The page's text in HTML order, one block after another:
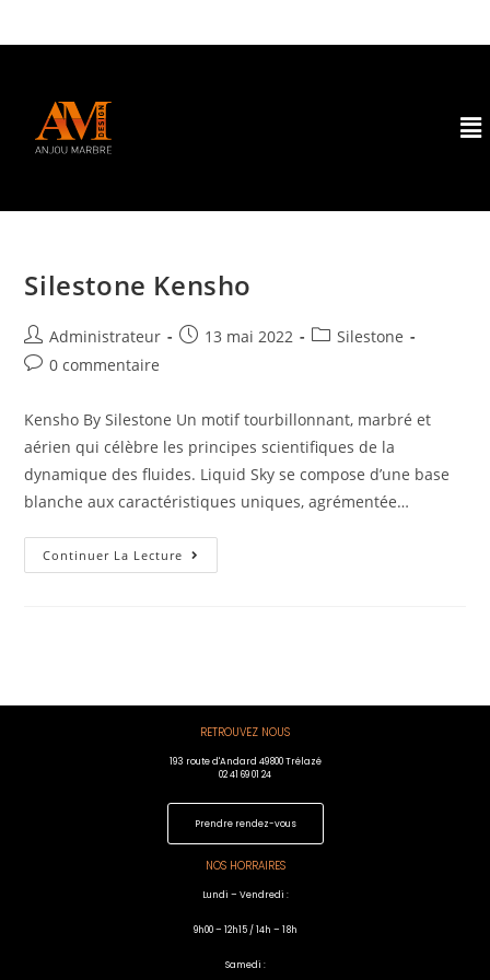
Silestone Kensho
Administrateur 13 mai 2022
Silestone
0 commentaire
Kensho By Silestone Un motif tourbillonnant, marbré et
aérien qui célèbre les principes scientifiques de la
dynamique des fluides. Liquid Sky se compose d’une base
blanche aux caractéristiques uniques, agrémentée…
Continuer La Lecture
RETROUVEZ NOUS
193 route d'Andard 49800 Trélazé
02 41 69 01 24
Prendre rendez-vous
NOS HORRAIRES
Lundi – Vendredi :
9h00 – 12h15 / 14h – 18h
Samedi :